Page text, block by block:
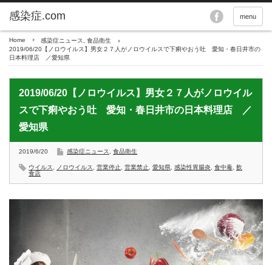
menu
Home 感染症ニュース
食品衛生
2019/06/20【ノロウイルス】男女２７人がノロウイルスで下痢やおう吐 愛知・春日井市の
日本料理店 ／愛知県
2019/06/20【ノロウイルス】男女２７人がノロウイル
スで下痢やおう吐 愛知・春日井市の日本料理店 ／
愛知県
2019/6/20 感染症ニュース 食品衛生
ウイルス ノロウイルス 営業停止 営業禁止 愛知県 感染性胃腸炎 食中毒 飲
食店